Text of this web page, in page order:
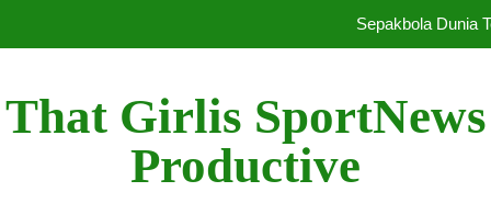
Sepakbola Dunia
Pelatih Top Dunia
Klub Elite Eropa
That Girlis SportNews
Productive